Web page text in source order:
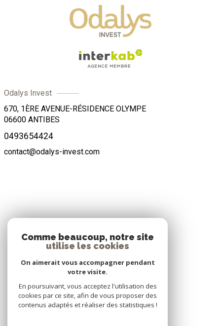
Odalys Invest
670, 1ÈRE AVENUE-RÉSIDENCE OLYMPE
06600 ANTIBES
0493654424
contact@odalys-invest.com
Nous adhérons
Comme beaucoup, notre site
utilise les cookies
On aimerait vous accompagner pendant
votre visite.
En poursuivant, vous acceptez l'utilisation des
cookies par ce site, afin de vous proposer des
contenus adaptés et réaliser des statistiques !